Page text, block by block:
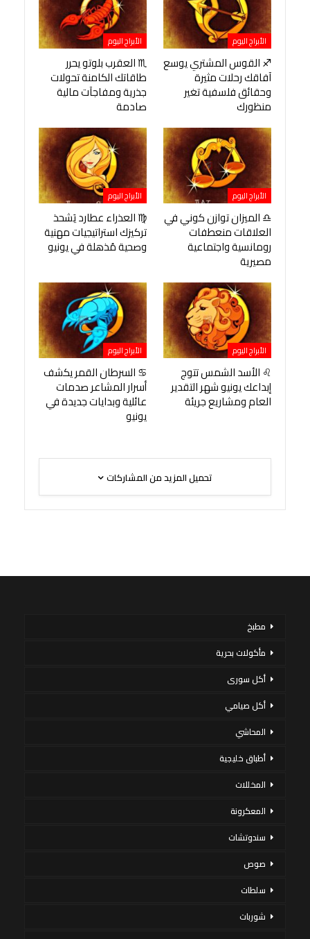
الأبراج اليوم
♐ القوس المشتري يوسع
آفاقك رحلات مثيرة
وحقائق فلسفية تغير
منظورك
الأبراج اليوم
♏ العقرب بلوتو يحرر
طاقاتك الكامنة تحولات
جذرية ومفاجآت مالية
صادمة
الأبراج اليوم
♎ الميزان توازن كوني في
العلاقات منعطفات
رومانسية واجتماعية
مصيرية
الأبراج اليوم
♍ العذراء عطارد يَشحذ
تركيزك استراتيجيات مهنية
وصحية مُذهلة في يونيو
الأبراج اليوم
♌ الأسد الشمس تتوج
إبداعك يونيو شهر التقدير
العام ومشاريع جريئة
الأبراج اليوم
♋ السرطان القمر يكشف
أسرار المشاعر صدمات
عائلية وبدايات جديدة في
يونيو
تحميل المزيد من المشاركات
مطبخ
مأكولات بحرية
أكل سورى
أكل صيامي
المحاشي
أطباق خليجية
المخللات
المعكرونة
سندوتشات
صوص
سلطات
شوربات